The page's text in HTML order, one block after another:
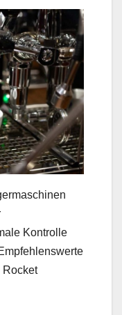
Kontrolle
Rocket